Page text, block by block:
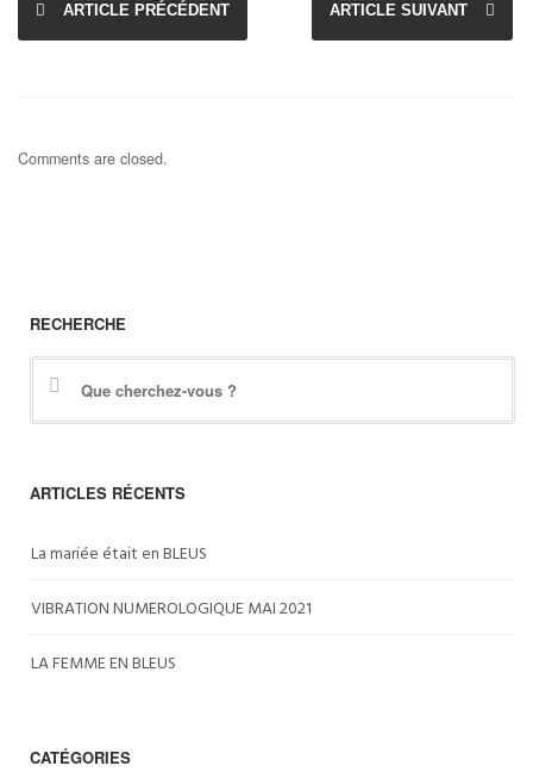
ARTICLE PRÉCÉDENT ARTICLE SUIVANT
Comments are closed.
RECHERCHE
ARTICLES RÉCENTS
La mariée était en BLEUS
VIBRATION NUMEROLOGIQUE MAI 2021
LA FEMME EN BLEUS
CATÉGORIES